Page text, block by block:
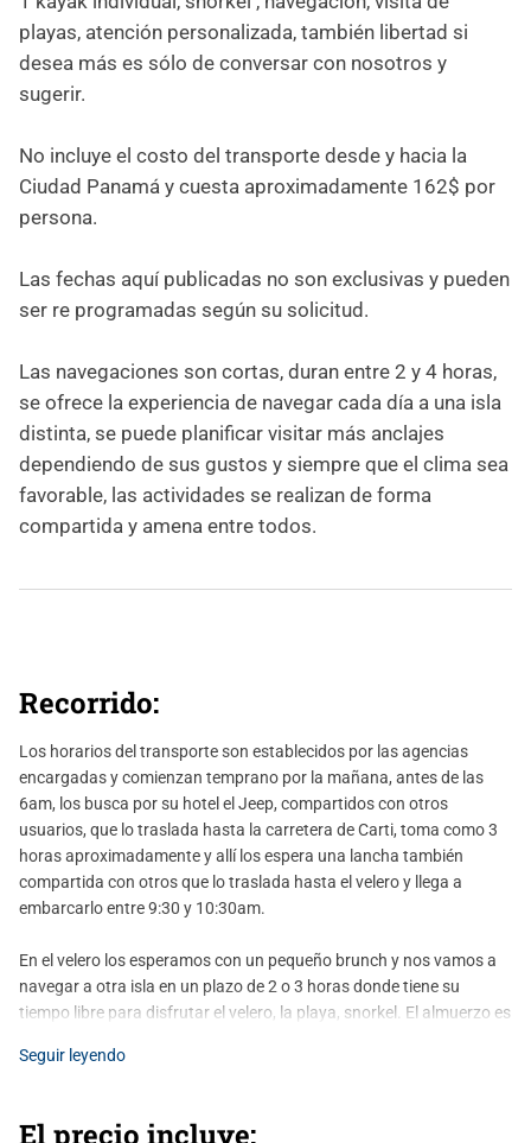
playas, atención personalizada, también libertad si
desea más es sólo de conversar con nosotros y
sugerir.
No incluye el costo del transporte desde y hacia la
Ciudad Panamá y cuesta aproximadamente 162$ por
persona.
Las fechas aquí publicadas no son exclusivas y pueden
ser re programadas según su solicitud.
Las navegaciones son cortas, duran entre 2 y 4 horas,
se ofrece la experiencia de navegar cada día a una isla
distinta, se puede planificar visitar más anclajes
dependiendo de sus gustos y siempre que el clima sea
favorable, las actividades se realizan de forma
compartida y amena entre todos.
Recorrido:
Los horarios del transporte son establecidos por las agencias
encargadas y comienzan temprano por la mañana, antes de las
6am, los busca por su hotel el Jeep, compartidos con otros
usuarios, que lo traslada hasta la carretera de Carti, toma como 3
horas aproximadamente y allí los espera una lancha también
compartida con otros que lo traslada hasta el velero y llega a
embarcarlo entre 9:30 y 10:30am.
En el velero los esperamos con un pequeño brunch y nos vamos a
navegar a otra isla en un plazo de 2 o 3 horas donde tiene su
tiempo libre para disfrutar el velero, la playa, snorkel. El almuerzo es
langosta o pescado fresco del día que nos abastecen los
Seguir leyendo
El precio incluye: